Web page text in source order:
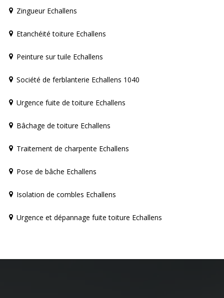
Zingueur Echallens
Etanchéité toiture Echallens
Peinture sur tuile Echallens
Société de ferblanterie Echallens 1040
Urgence fuite de toiture Echallens
Bâchage de toiture Echallens
Traitement de charpente Echallens
Pose de bâche Echallens
Isolation de combles Echallens
Urgence et dépannage fuite toiture Echallens